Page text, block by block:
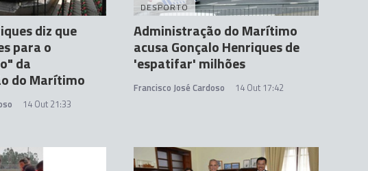
diz que
para o
da
do Marítimo
14 Out 21:33
DESPORTO
Administração do Marítimo
acusa Gonçalo Henriques de
'espatifar' milhões
Francisco José Cardoso 14 Out 17:42